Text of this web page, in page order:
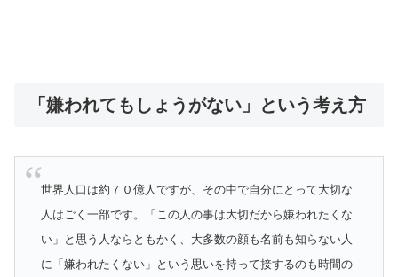
「嫌われてもしょうがない」という考え方
世界人口は約７０億人ですが、その中で自分にとって大切な
人はごく一部です。「この人の事は大切だから嫌われたくな
い」と思う人ならともかく、大多数の顔も名前も知らない人
に「嫌われたくない」という思いを持って接するのも時間の